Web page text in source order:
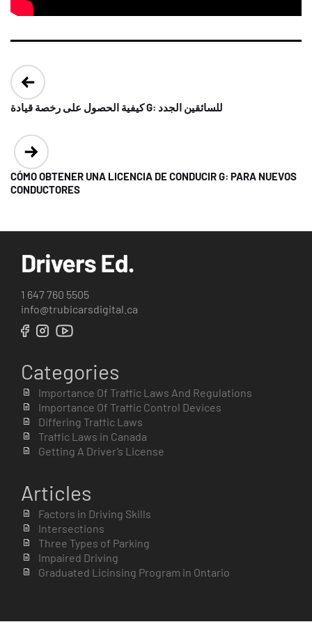
Post
navigation
كيفية الحصول على رخصة قيادة G: للسائقين الجدد
CÓMO OBTENER UNA LICENCIA DE CONDUCIR G: PARA NUEVOS
CONDUCTORES
1 647 760 5505
info@trubicarsdigital.ca
Categories
Importance Of Traffic Laws And Regulations
Importance Of Traffic Control Devices
Differing Traffic Laws
Traffic Laws in Canada
Getting A Driver’s License
Articles
Factors in Driving Skills
Intersections
Three Types of Parking
Impaired Driving
Graduated Licinsing Program in Ontario